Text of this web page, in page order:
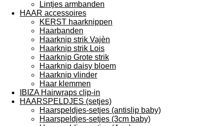
Lintjes armbanden
HAAR accessoires
KERST haarknippen
Haarbanden
Haarknip strik Vajèn
Haarknip strik Lois
Haarknip Grote strik
Haarknip daisy bloem
Haarknip vlinder
Haar klemmen
IBIZA Hairwraps clip-in
HAARSPELDJES (setjes)
Haarspeldjes-setjes (antislip baby)
Haarspeldjes-setjes (3cm baby)